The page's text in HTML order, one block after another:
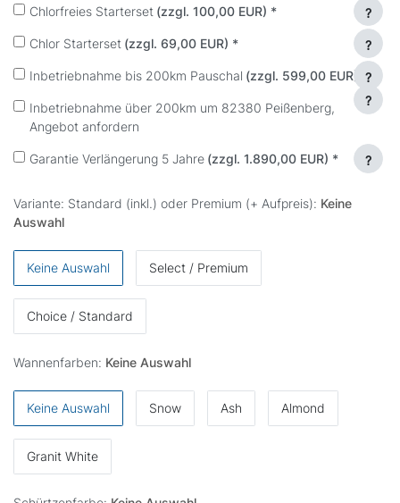
Chlorfreies Starterset (zzgl. 100,00 EUR) * ?
Chlor Starterset (zzgl. 69,00 EUR) * ?
Inbetriebnahme bis 200km Pauschal (zzgl. 599,00 EUR) *?
Inbetriebnahme über 200km um 82380 Peißenberg,
Angebot anfordern
?
Garantie Verlängerung 5 Jahre (zzgl. 1.890,00 EUR) * ?
Variante: Standard (inkl.) oder Premium (+ Aufpreis): Keine
Auswahl
Keine Auswahl Select / Premium
Choice / Standard
Wannenfarben: Keine Auswahl
Keine Auswahl Snow Ash Almond
Granit White